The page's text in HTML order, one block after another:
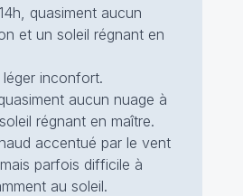
quasiment aucun
et un soleil régnant en
léger inconfort.
aucun nuage à
régnant en maître.
accentué par le vent
parfois difficile à
au soleil.